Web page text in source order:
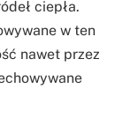
ciepła.
w ten
nawet przez